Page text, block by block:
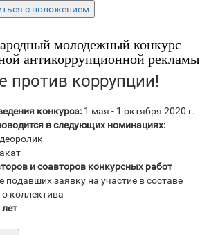
молодежный конкурс
антикоррупционной рекламы
против коррупции!
конкурса: 1 мая - 1 октября 2020 г.
в следующих номинациях:
и соавторов конкурсных работ
подавших заявку на участие в составе
коллектива